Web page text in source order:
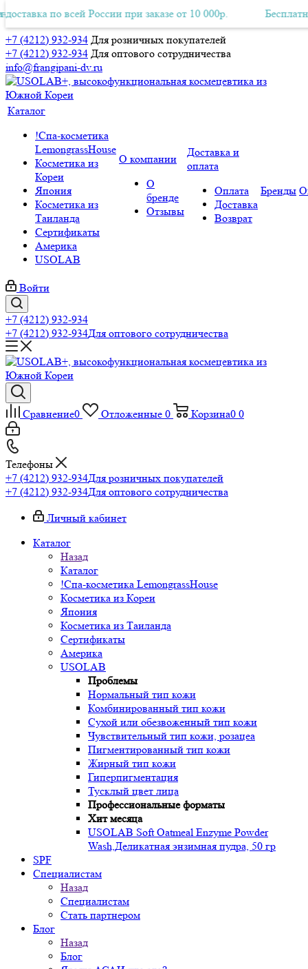
+7 (4212) 932-934 Для розничных покупателей
+7 (4212) 932-934 Для оптового сотрудничества
info@frangipani-dv.ru
Авиа-доставка по всей России при заказе от 10 000р.
по всей России при заказе от 10 000р. Бесплатная
Каталог
!Спа-косметика
LemongrassHouse
Косметика из
Кореи
Япония
Косметика из
Таиланда
Сертификаты
Америка
USOLAB
О компании
О
бренде
Отзывы
Доставка и
оплата
Оплата
Доставка
Возврат
Бренды
Войти
+7 (4212) 932-934
+7 (4212) 932-934Для оптового сотрудничества
Сравнение0 Отложенные 0 Корзина0 0
Телефоны
+7 (4212) 932-934Для розничных покупателей
+7 (4212) 932-934Для оптового сотрудничества
Личный кабинет
Каталог
Назад
Каталог
!Спа-косметика LemongrassHouse
Косметика из Кореи
Япония
Косметика из Таиланда
Сертификаты
Америка
USOLAB
Проблемы
Нормальный тип кожи
Комбинированный тип кожи
Сухой или обезвоженный тип кожи
Чувствительный тип кожи, розацеа
Пигментированный тип кожи
Жирный тип кожи
Гиперпигментация
Тусклый цвет лица
Профессиональные форматы
Хит месяца
USOLAB Soft Oatmeal Enzyme Powder
Wash,Деликатная энзимная пудра, 50 гр
SPF
Специалистам
Назад
Специалистам
Стать партнером
Блог
Назад
Блог